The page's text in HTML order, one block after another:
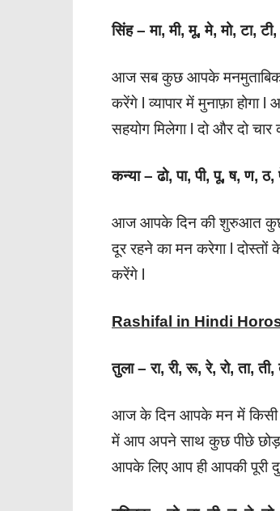
सिंह – मा, मी, मू, मे, मो, टा,
आज सब कुछ आपके मनमुताबिक
करेंगे l व्यापार में मुनाफ़ा होगा
सहयोग मिलेगा l दो और दो
कन्या – ढो, पा, पी, पू, ष, ण,
आज आपके दिन की शुरुआत कुछ
दूर रहने का मन करेगा l
करेंगे l
Rashifal in Hindi
तुला – रा, री, रू, रे, रो, ता,
आज के दिन आपके मन में किसी
में आप अपने साथ कुछ पीछे छोड़
आपके लिए आप ही आपकी पूरी